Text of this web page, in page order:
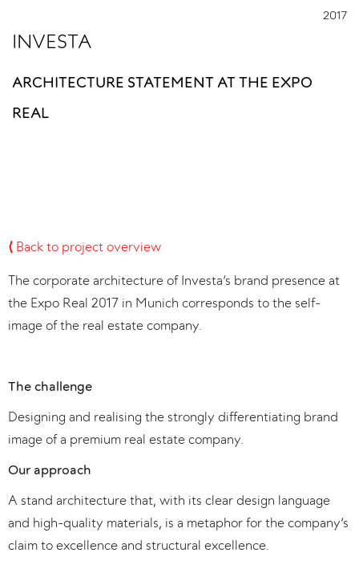
2017
INVESTA
ARCHITECTURE STATEMENT AT THE EXPO
REAL
⟨ Back to project overview
The corporate architecture of Investa‘s brand presence at
the Expo Real 2017 in Munich corresponds to the self-
image of the real estate company.
The challenge
Designing and realising the strongly differentiating brand
image of a premium real estate company.‍
Our approach
A stand architecture that, with its clear design language
and high-quality materials, is a metaphor for the company‘s
claim to excellence and structural excellence.